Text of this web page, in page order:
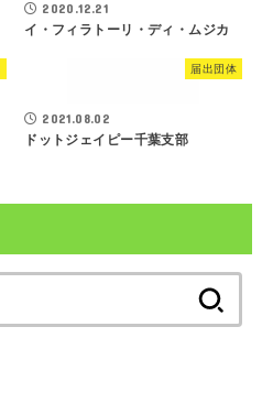
2020.12.21
イ・フィラトーリ・ディ・ムジカ
届出団体
2021.08.02
ドットジェイピー千葉支部
索: